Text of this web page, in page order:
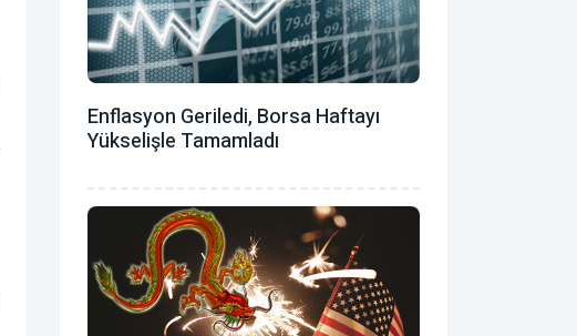
Enflasyon Geriledi, Borsa Haftayı
Yükselişle Tamamladı